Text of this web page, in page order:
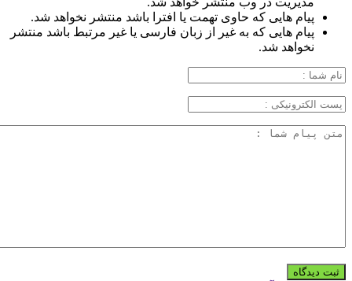
پیام هایی که حاوی تهمت یا افترا باشد منتشر نخواهد شد.
پیام هایی که به غیر از زبان فارسی یا غیر مرتبط باشد منتشر
نخواهد شد.